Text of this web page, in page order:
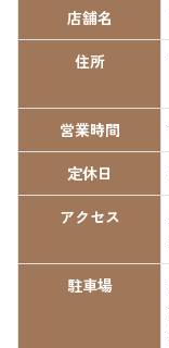
店舗名
住所
営業時間
定休日
アクセス
駐車場